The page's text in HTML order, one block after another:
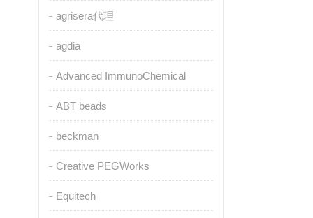
agrisera代理
agdia
Advanced ImmunoChemical
ABT beads
beckman
Creative PEGWorks
Equitech